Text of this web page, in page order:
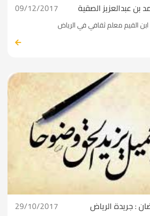
بن عبدالعزيز الصقية 09/12/2017
القيم معلم ثقافي في الرياض
: جريدة الرياض 29/10/2017